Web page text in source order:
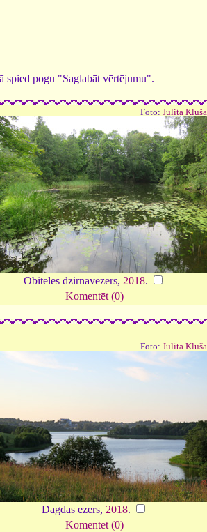
spied pogu "Saglabāt vērtējumu".
Foto: Julita Kluša
Obiteles dzirnavezers, 2018.
Komentēt (0)
Foto: Julita Kluša
Dagdas ezers, 2018.
Komentēt (0)